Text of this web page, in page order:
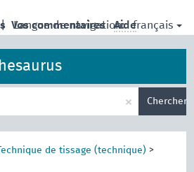
| Langue de navigation: français
Vos commentaires Aide
× Chercher
Technique de tissage (technique) >